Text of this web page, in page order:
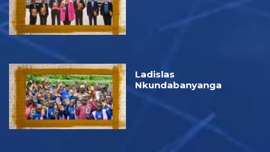
Ladislas
Nkundabanyanga